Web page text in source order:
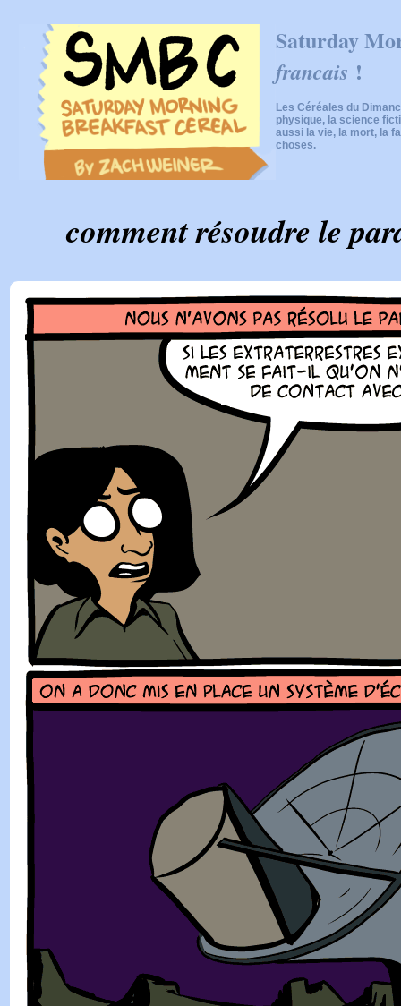
Saturday
francais !
Les Céréales du
physique, la science
aussi la vie, la mort, la
choses.
comment résoudre le